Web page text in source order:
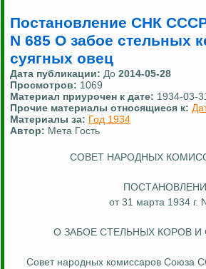
Постановление СНК
N 685 О забое стельных
суягных овец
Дата публикации: До 2014-05-28
Просмотров: 1069
Материал приурочен к дате: 1934-03-
Прочие материалы относящиеся к:
Материалы за: Год 1934
Автор: Мета Гость
СОВЕТ НАРОДНЫХ
от 31 марта 1934 г.
О ЗАБОЕ СТЕЛЬНЫХ КОРОВ И
Совет народных комиссаров Союза